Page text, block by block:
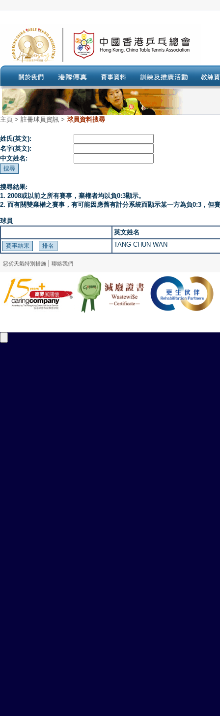
主頁 > 註冊球員資訊 > 球員資料搜尋
姓氏(英文):
名字(英文):
中文姓名:
搜尋結果:
1. 2008或以前之所有賽事，棄權者均以負0:3顯示。
2. 而有關雙棄權之賽事，有可能因應舊有計分系統而顯示某一方為負0:3，但
球員
英文姓名
TANG CHUN WAN